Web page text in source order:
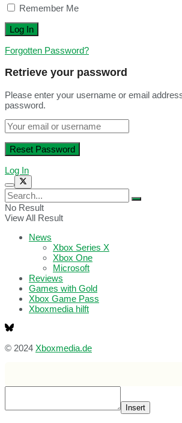
Remember Me
Forgotten Password?
Retrieve your password
Please enter your username or email
password.
Log In
No Result
View All Result
News
Xbox Series X
Xbox One
Microsoft
Reviews
Games with Gold
Xbox Game Pass
Xboxmedia hilft
© 2024 Xboxmedia.de
Insert